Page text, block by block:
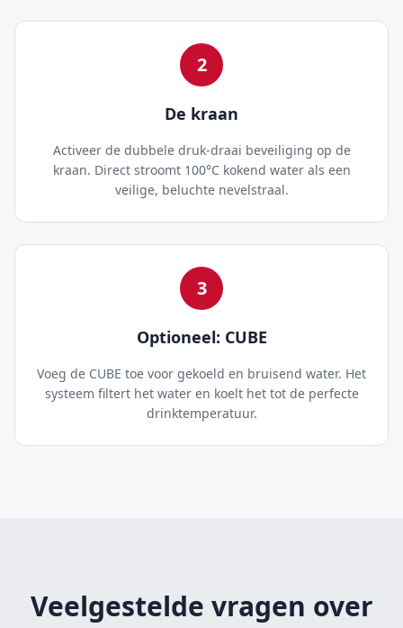
2
De kraan
Activeer de dubbele druk-draai beveiliging op de
kraan. Direct stroomt 100°C kokend water als een
veilige, beluchte nevelstraal.
3
Optioneel: CUBE
Voeg de CUBE toe voor gekoeld en bruisend water. Het
systeem filtert het water en koelt het tot de perfecte
drinktemperatuur.
Veelgestelde vragen over